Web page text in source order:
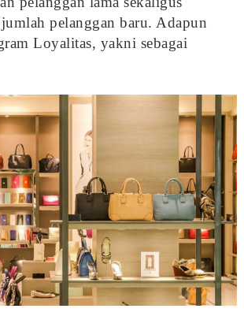
pelanggan baru. Adapun
Loyalitas, yakni sebagai